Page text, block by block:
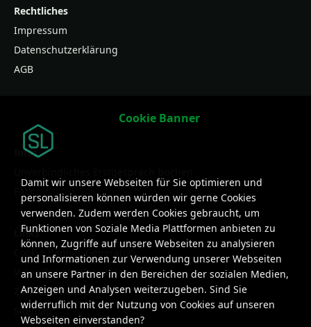
Rechtliches
Impressum
Datenschutzerklärung
AGB
Infos
Links
Cookie-Banner-Generator
Video-Banner-Generator
Zum Verzeichnis
Sitemap
Cookie Banner
Damit wir unsere Webseiten für Sie optimieren und
personalisieren können würden wir gerne Cookies
verwenden. Zudem werden Cookies gebraucht, um
Funktionen von Soziale Media Plattformen anbieten zu
können, Zugriffe auf unsere Webseiten zu analysieren
und Informationen zur Verwendung unserer Webseiten
an unsere Partner in den Bereichen der sozialen Medien,
Anzeigen und Analysen weiterzugeben. Sind Sie
widerruflich mit der Nutzung von Cookies auf unseren
Webseiten einverstanden?